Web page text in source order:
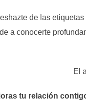
de las
a conocerte
El
tu relación